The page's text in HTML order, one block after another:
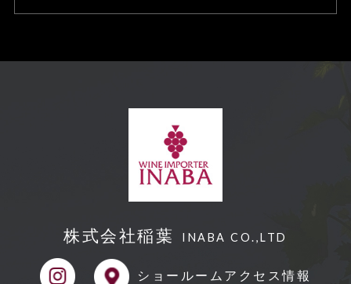
株式会社稲葉 INABA CO.,LTD
ショールーム アクセス情報